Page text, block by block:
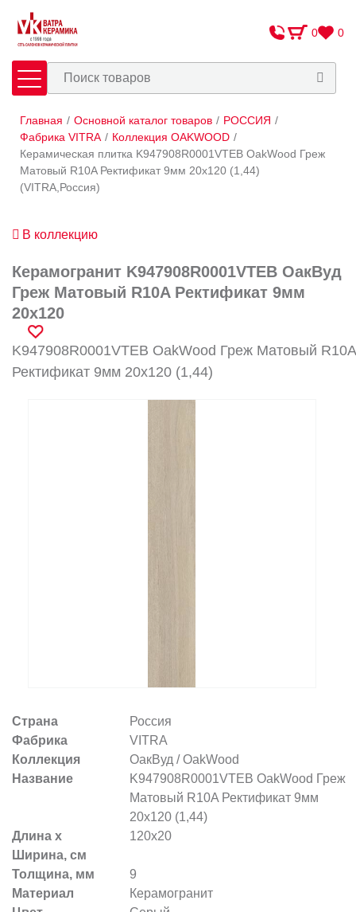
0 0
Плитка Сантехника
Оплата и доставка
О Компании
Адреса салонов
Главная / Основной каталог товаров / РОССИЯ /
Фабрика VITRA / Коллекция OAKWOOD /
Керамическая плитка K947908R0001VTEB OakWood Греж
Матовый R10A Ректификат 9мм 20x120 (1,44)
(VITRA,Россия)
В коллекцию
Керамогранит K947908R0001VTEB ОакВуд
Греж Матовый R10A Ректификат 9мм
20x120
K947908R0001VTEB OakWood Греж Матовый R10A
Ректификат 9мм 20x120 (1,44)
Страна
Россия
Фабрика
VITRA
Коллекция
ОакВуд / OakWood
Название
K947908R0001VTEB OakWood Греж
Матовый R10A Ректификат 9мм
20x120 (1,44)
Длина х
Ширина, см
120x20
Толщина, мм
9
Материал
Керамогранит